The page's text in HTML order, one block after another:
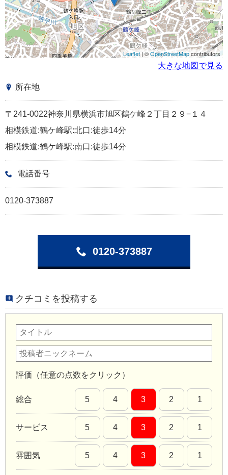
Leaflet| ©OpenStreetMapcontributors
大きな地図で見る
所在地
〒241-0022神奈川県横浜市旭区鶴ケ峰２丁目２９−１４
相模鉄道:鶴ケ峰駅:北口:徒歩14分
相模鉄道:鶴ケ峰駅:南口:徒歩14分
電話番号
0120-373887
0120-373887
クチコミを投稿する
評価（任意の点数をクリック）
総合 5 4 3 2 1
サービス 5 4 3 2 1
雰囲気 5 4 3 2 1